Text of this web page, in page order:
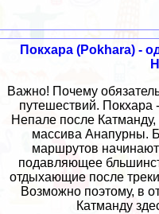
Покхара (Pokhara) -
Важно! Почему
путешествий. Покхара
Непале после
массива Анапурны.
маршрутов
подавляющее
отдыхающие после
Возможно поэтому, в
Катманду